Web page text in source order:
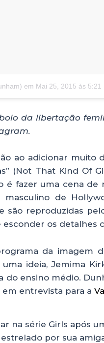
em Mai 25, 2015 às 5:21
da libertação
ao adicionar muito
(Not That Kind Of
é fazer uma cena de
de
são reproduzidas
os detalhes
da imagem
ideia, Jemima
do ensino médio.
entrevista para a
na série Girls após
por sua